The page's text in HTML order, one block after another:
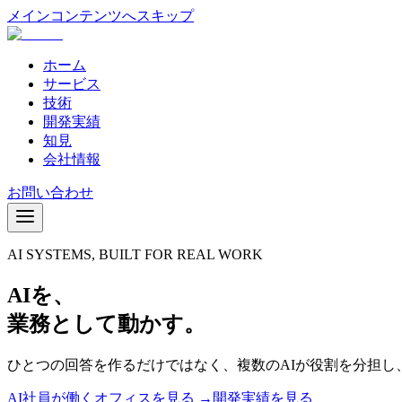
メインコンテンツへスキップ
ホーム
サービス
技術
開発実績
知見
会社情報
お問い合わせ
AI SYSTEMS, BUILT FOR REAL WORK
AIを、
業務として動かす。
ひとつの回答を作るだけではなく、複数のAIが役割を分担
AI社員が働くオフィスを見る → 開発実績を見る